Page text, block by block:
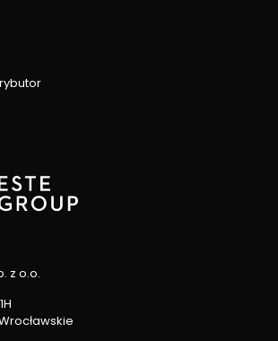
z o.o.